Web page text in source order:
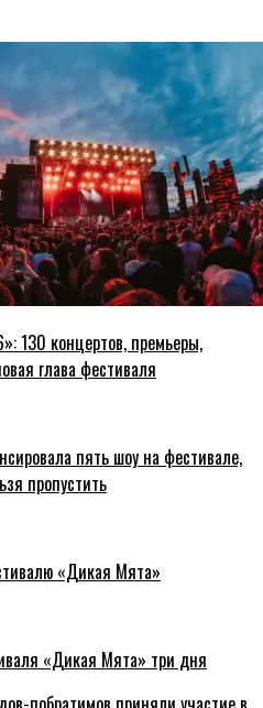
130 концертов, премьеры,
глава фестиваля
пять шоу на фестивале,
пропустить
«Дикая Мята»
«Дикая Мята» три дня